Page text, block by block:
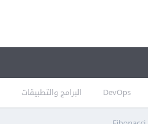
DevOps البرامج والتطبيقات